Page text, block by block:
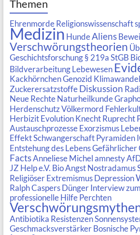
Themen
Ehrenmorde Religionswissenschaft
Medizin HundeAliens
Verschwörungstheorien
Geschichtsforschung § 219a StGB
Bildverarbeitung Lebewesen
KackhörnchenGenozid
Zuckerersatzstoffe Diskussion
Neue Rechte Naturheilkunde
HerdenschutzVölkermord
Herbizit Evolution Knecht Ruprecht
Austauschprozesse Exorzismus
EffektSchwangerschaft Pyramiden
Entstehung des LebensGefährlicher
FactsAnneliese Michelamnesty
JZ Help e.V. BioAngst Nostradamus
Religiöser Extremismus Depression
Ralph Caspers Dünger Interview
professionelle Hilfe Perchten
Antibiotika Resistenzen
Geschmacksverstärker Bosnische